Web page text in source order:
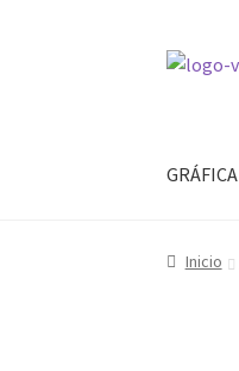
Ir
Ir
GRÁFICA
Inicio